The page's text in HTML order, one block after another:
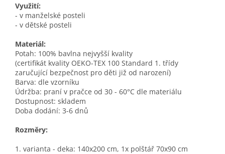
Využití:
- v manželské posteli
- v dětské posteli
Materiál:
Potah: 100% bavlna nejvyšší kvality
(certifikát kvality OEKO-TEX 100 Standard 1. třídy
zaručující bezpečnost pro děti již od narození)
Barva: dle vzorníku
Údržba: praní v pračce od 30 - 60°C dle materiálu
Dostupnost: skladem
Doba dodání: 3-6 dnů
Rozměry:
1. varianta - deka: 140x200 cm, 1x polštář 70x90 cm